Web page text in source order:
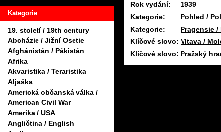
Kategorie
19. století / 19th century
Abcházie / Jižní Osetie
Afghánistán / Pákistán
Afrika
Akvaristika / Teraristika
Aljaška
Americká občanská válka /
American Civil War
Amerika / USA
Angličtina / English
Rok vydání:
1939
Kategorie:
Pohled /
Kategorie:
Pragensie /
Klíčové slovo: Vltava /
Klíčové slovo: Pražský